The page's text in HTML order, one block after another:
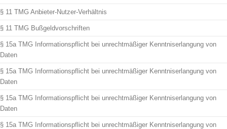
§ 11 TMG Anbieter-Nutzer-Verhältnis
§ 11 TMG Bußgeldvorschriften
§ 15a TMG Informationspflicht bei unrechtmäßiger Kenntniserlangung von
Daten
§ 15a TMG Informationspflicht bei unrechtmäßiger Kenntniserlangung von
Daten
§ 15a TMG Informationspflicht bei unrechtmäßiger Kenntniserlangung von
Daten
§ 15a TMG Informationspflicht bei unrechtmäßiger Kenntniserlangung von